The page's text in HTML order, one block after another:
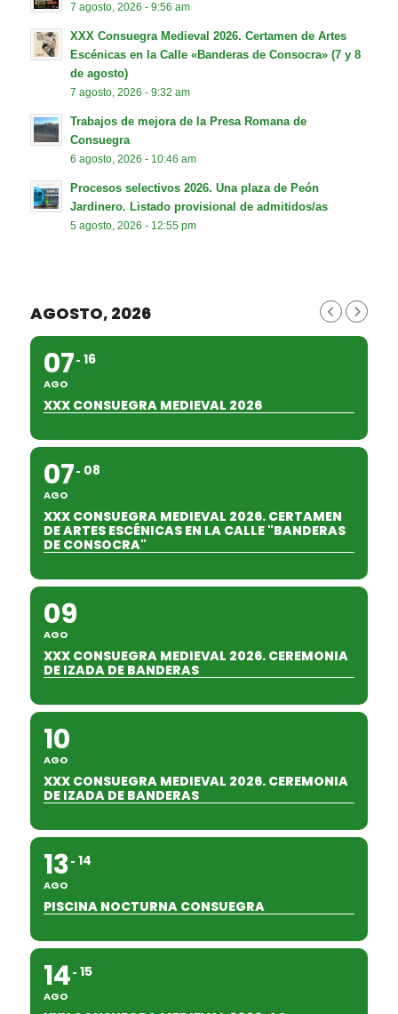
7 agosto, 2026 - 9:56 am
XXX Consuegra Medieval 2026. Certamen de Artes
Escénicas en la Calle «Banderas de Consocra» (7 y 8
de agosto)
7 agosto, 2026 - 9:32 am
Trabajos de mejora de la Presa Romana de
Consuegra
6 agosto, 2026 - 10:46 am
Procesos selectivos 2026. Una plaza de Peón
Jardinero. Listado provisional de admitidos/as
5 agosto, 2026 - 12:55 pm
AGOSTO, 2026
07
AGO
16
XXX CONSUEGRA MEDIEVAL 2026
07
AGO
08
XXX CONSUEGRA MEDIEVAL 2026. CERTAMEN
DE ARTES ESCÉNICAS EN LA CALLE "BANDERAS
DE CONSOCRA"
09
AGO
XXX CONSUEGRA MEDIEVAL 2026. CEREMONIA
DE IZADA DE BANDERAS
10
AGO
XXX CONSUEGRA MEDIEVAL 2026. CEREMONIA
DE IZADA DE BANDERAS
13
AGO
14
PISCINA NOCTURNA CONSUEGRA
14
AGO
15